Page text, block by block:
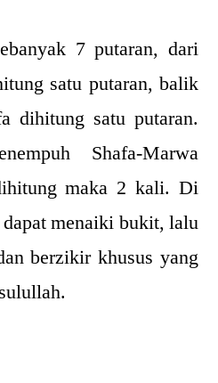
7 putaran, dari
satu putaran, balik
dihitung satu putaran.
Shafa-Marwa
maka 2 kali. Di
menaiki bukit, lalu
berzikir khusus yang